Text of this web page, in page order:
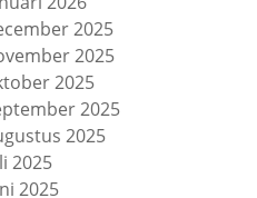
2025
2025
2025
2025
2025
2025
2025